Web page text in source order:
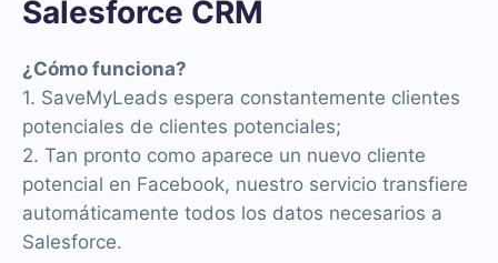
Salesforce CRM
¿Cómo funciona?
1. SaveMyLeads espera constantemente clientes
potenciales de clientes potenciales;
2. Tan pronto como aparece un nuevo cliente
potencial en Facebook, nuestro servicio transfiere
automáticamente todos los datos necesarios a
Salesforce.